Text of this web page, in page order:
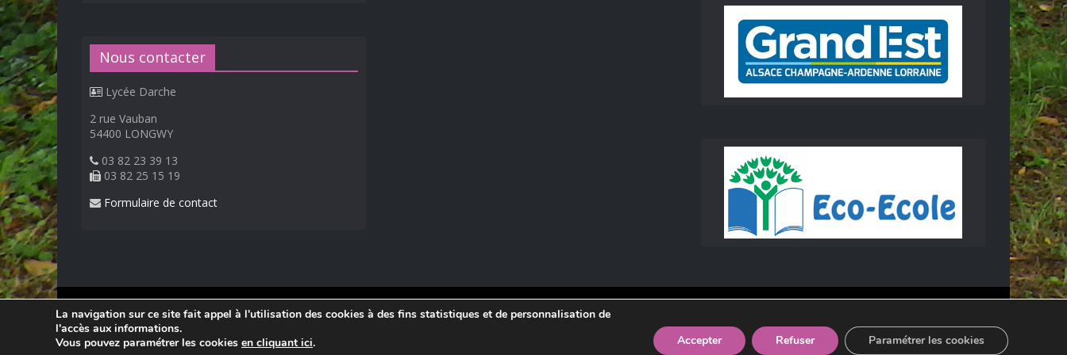
Nous contacter
Lycée Darche
2 rue Vauban
54400 LONGWY
03 82 23 39 13
03 82 25 15 19
Formulaire de contact
© 2026Lycée Professionnel Darche, Longwy.
Réalisation Frédéric AMELLA. Consultez les
La navigation sur ce site fait appel à l'utilisation des cookies à des fins statistiques et de personnalisation de
l'accès aux informations.
Vous pouvez paramétrer les cookies en cliquant ici. Accepter Refuser Paramétrer les cookies